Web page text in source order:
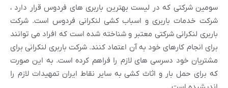
سومین شرکتی که در لیست بهترین باربری های فردوس قرار دارد ،
شرکت خدمات باربری و اسباب کشی لنکرانی فردوس است. شرکت
باربری لنکرانی شرکتی معتبر و شناخته شده است که افراد می توانند
برای انجام کارهای خود به آن اعتماد کنند. شرکت باربری لنکرانی برای
مشتریان خود دسرسی های لازم را فراهم کرده است. به این صورت
که برای حمل بار و اثاث کشی به سایر نقاط ایران تمهیدات لازم را